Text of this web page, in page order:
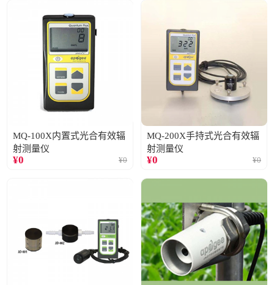
MQ-100X内置式光合有效辐
射测量仪
¥0 ¥0
MQ-200X手持式光合有效辐
射测量仪
¥0 ¥0